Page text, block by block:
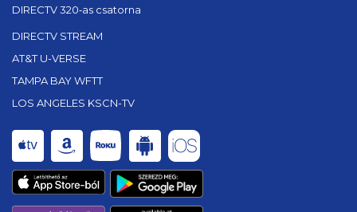
DIRECTV 320‑as csatorna
DIRECTV STREAM
AT&T U-VERSE
TAMPA BAY WFTT
LOS ANGELES KSCN-TV